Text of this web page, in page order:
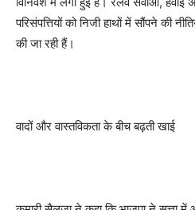
परिसंपत्तियों को निजी हाथों में सौंपने की
की जा रही हैं।
वादों और वास्तविकता के बीच बढ़ती खाई